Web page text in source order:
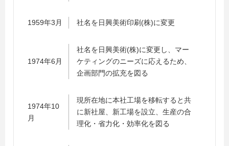
1959年3月 社名を日興美術印刷(株)に変更
1974年6月
社名を日興美術(株)に変更し、マー
ケティングのニーズに応えるため、
企画部門の拡充を図る
1974年10
月
現所在地に本社工場を移転すると共
に新社屋、新工場を設立、生産の合
理化・省力化・効率化を図る